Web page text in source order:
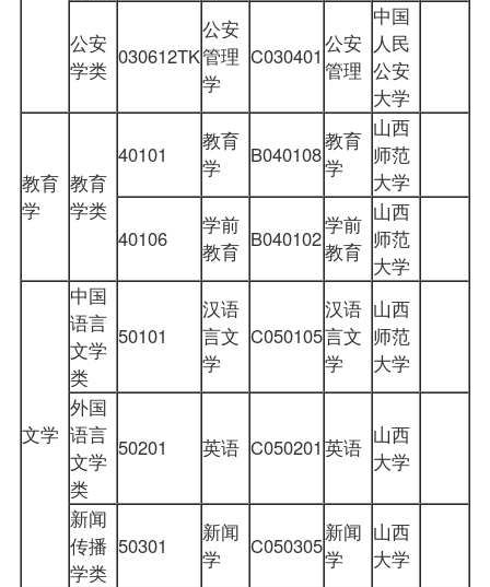
公安
学类
030612TK
公安
管理
学
C030401 公安
管理
中国
人民
公安
大学
教育
学
教育
学类
40101
教育
学
B040108
教育
学
山西
师范
大学
40106
学前
教育 B040102
学前
教育
山西
师范
大学
文学
中国
语言
文学
类
50101
汉语
言文
学
C050105
汉语
言文
学
山西
师范
大学
外国
语言
文学
类
50201 英语 C050201 英语 山西
大学
新闻
传播
学类
50301
新闻
学
C050305
新闻
学
山西
大学